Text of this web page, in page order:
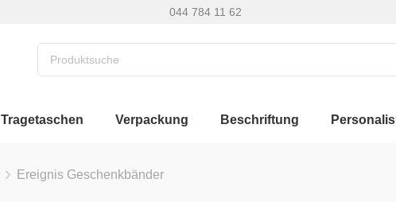
044 784 11 62
Tragetaschen Verpackung Beschriftung
Ereignis Geschenkbänder